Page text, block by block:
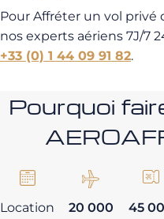
Pour Affréter un vol
nos experts aériens 7J/7
+33 (0) 1 44 09 91 82.
Pourquoi
Location
20 000
45